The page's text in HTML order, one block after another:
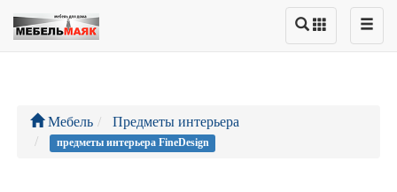
Мебель Предметы интерьера
предметы интерьера FineDesign